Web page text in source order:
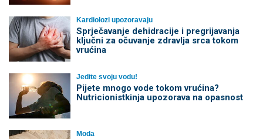
Kardiolozi upozoravaju
Sprječavanje dehidracije i pregrijavanja
ključni za očuvanje zdravlja srca tokom
vrućina
Jedite svoju vodu!
Pijete mnogo vode tokom vrućina?
Nutricionistkinja upozorava na opasnost
Moda